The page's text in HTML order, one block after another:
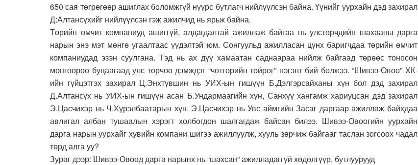
650 сая төгрөгөөр ашиглах боломжгүй нүүрс бутлагч нийлүүлсэн байна. Үүнийг уурхайн дэд захирал
Д:Алтансүхийг нийлүүлсэн гэж ажилчид нь ярьж байна.
Төрийн өмчит компаниуд ашиггүй, алдагдалтай ажиллаж байгаа нь улстөрчдийн шахааны дарга
нарын энэ мэт мөнгө угаалтаас үүдэлтэй юм. Сонгуульд ажилласан цүнх баригчдаа төрийн өмчит
компаниудад эзэн суулгана. Тэд нь ах дүү хамаатан саднаараа нийлж байгаад төрөөс тоносон
мөнгөөрөө буцаагаад улс төрчөө дэмждэг “чөтгөрийн тойрог” нэгэнт бий болжээ. “Шивээ-Овоо” ХК-
ийн гүйцэтгэх захирал Ц.Энхтүвшин нь УИХ-ын гишүүн Б.Дэлгэрсайханы хүн бол дэд захирал
Д.Алтансүх нь УИХ-ын гишүүн асан Б.Ундармаагийн хүн, Санхүү хангамж хариуцсан дэд захирал
Э.Цасчихэр нь Ч.Хүрэлбаатарын хүн. Э.Цасчихэр нь Увс аймгийн Засаг даргаар ажиллаж байхдаа
авлигал албан тушаалын хэрэгт холбогдон шалгагдаж байсан билээ. Шивээ-Овоогийн уурхайн
дарга нарын уурхайг хувийн компани шигээ ажиллуулж, хууль зөрчиж байгааг таслан зогсоох чадал
төрд алга уу?
Зураг дээр: Шивээ-Овоод дарга нарынх нь “шахсан” ажилладаггүй хөдөлгүүр, бутлуурууд